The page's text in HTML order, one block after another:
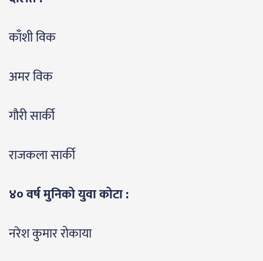
काँशी विक
अमर विक
गौरी सार्की
राजकला सार्की
४० वर्ष मुनिको युवा कोटा :
नरेश कुमार रोकाया